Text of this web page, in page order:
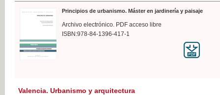
Principios de urbanismo. Máster en jardinería y paisaje
Archivo electrónico. PDF acceso libre
ISBN:978-84-1396-417-1
Valencia. Urbanismo y arquitectura